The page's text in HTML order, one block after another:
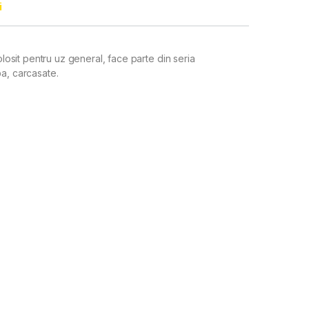
pentru uz general, face parte din seria
carcasate.